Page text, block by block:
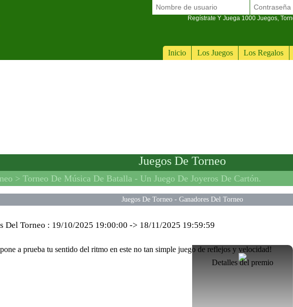
Inicio Los Juegos Los Regalos
Regístrate Y Juega 1000 Juegos,
Juegos De Torneo
> Torneo De Música De Batalla - Un Juego De Joyeros De Cartón.
Juegos De Torneo- Ganadores Del Torneo
Del Torneo : 19/10/2025 19:00:00 -> 18/11/2025 19:59:59
Detalles del premio